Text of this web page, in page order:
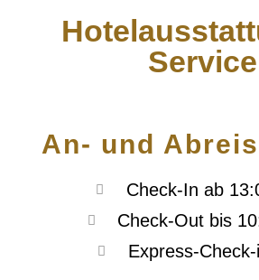
Service
An- und
Check-In ab
Check-Out bis
Express-